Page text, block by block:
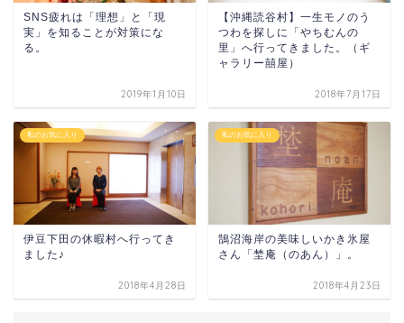
SNS疲れは「理想」と「現
実」を知ることが対策にな
る。
2019年1月10日
【沖縄読谷村】一生モノのう
つわを探しに「やちむんの
里」へ行ってきました。（ギ
ャラリー囍屋）
2018年7月17日
私のお気に入り
伊豆下田の休暇村へ行ってき
ました♪
2018年4月28日
私のお気に入り
鵠沼海岸の美味しいかき氷屋
さん「埜庵（のあん）」。
2018年4月23日